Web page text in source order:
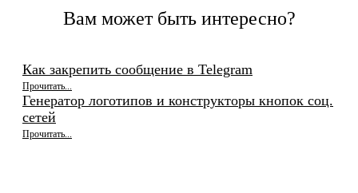
Вам может быть интересно?
Как закрепить сообщение в Telegram
Прочитать...
Генератор логотипов и конструкторы кнопок соц.
сетей
Прочитать...